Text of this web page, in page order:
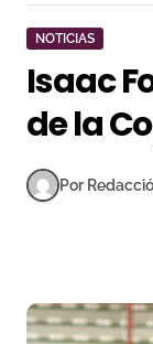
NOTICIAS
Isaac
de la
Por